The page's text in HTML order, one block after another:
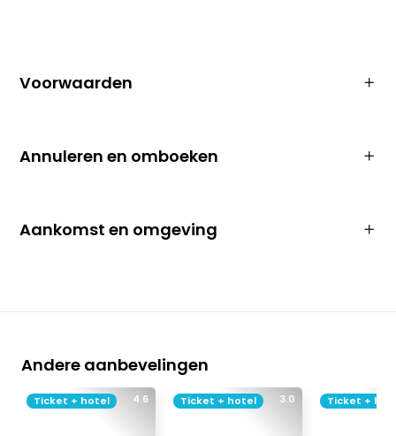
Voorwaarden
Annuleren en omboeken
Aankomst en omgeving
Andere aanbevelingen
4.6
Ticket + hotel 3.0
Ticket + hotel Ticket +